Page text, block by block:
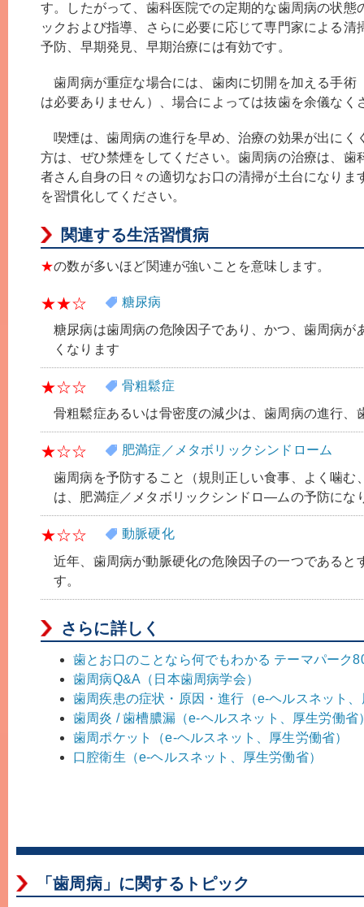
す。したがって、歯科医院での定期的な歯周病の状態
ックおよび指導、さらに必要に応じて専門家による清
予防、早期発見、早期治療には有効です。
歯周病が重症な場合には、歯肉に切開を加える手術
は必要ありません）、場合によっては抜歯を余儀なく
喫煙は、歯周病の進行を早め、治療の効果が出にく
方は、ぜひ禁煙をしてください。歯周病の治療は、歯
者さん自身の日々の適切なお口の清掃が土台になりま
を習慣化してください。
関連する生活習慣病
★の数が多いほど関連が強いことを意味します。
★★☆
糖尿病
糖尿病は歯周病の危険因子であり、かつ、歯周病が
くなります
★☆☆
骨粗鬆症
骨粗鬆症あるいは骨密度の減少は、歯周病の進行、
★☆☆
肥満症／メタボリックシンドローム
歯周病を予防すること（規則正しい食事、よく噛む
は、肥満症／メタボリックシンドロ―ムの予防にな
★☆☆
動脈硬化
近年、歯周病が動脈硬化の危険因子の一つであると
す。
さらに詳しく
歯とお口のことなら何でもわかる テーマパーク
歯周病Q&A（日本歯周病学会）
歯周疾患の症状・原因・進行（e-ヘルスネット
歯周炎 / 歯槽膿漏（e-ヘルスネット、厚生労働省
歯周ポケット（e-ヘルスネット、厚生労働省）
口腔衛生（e-ヘルスネット、厚生労働省）
「歯周病」に関するトピック